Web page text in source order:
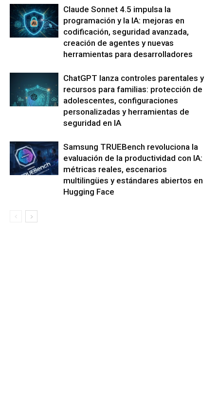
Claude Sonnet 4.5 impulsa la
programación y la IA: mejoras en
codificación, seguridad avanzada,
creación de agentes y nuevas
herramientas para desarrolladores
ChatGPT lanza controles parentales y
recursos para familias: protección de
adolescentes, configuraciones
personalizadas y herramientas de
seguridad en IA
Samsung TRUEBench revoluciona la
evaluación de la productividad con IA:
métricas reales, escenarios
multilingües y estándares abiertos en
Hugging Face